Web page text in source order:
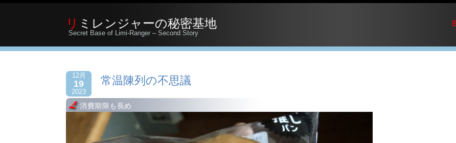
リミレンジャーの秘密基地
Secret Base of Limi-Ranger – Second Story
12月
19
2023
常温陳列の不思議
消費期限も長め